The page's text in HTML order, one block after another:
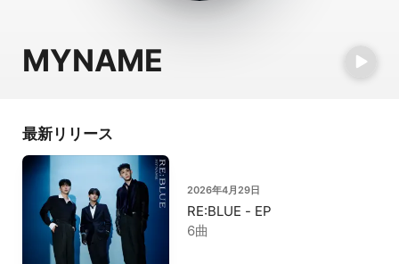
MYNAME
最新リリース
2026年4月29日
RE:BLUE - EP
6曲